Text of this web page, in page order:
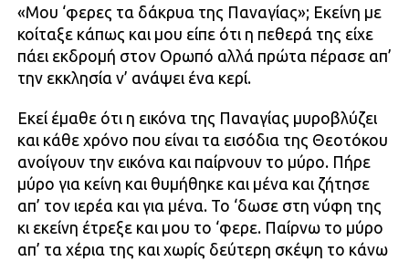
«Μου ‘φερες τα δάκρυα της Παναγίας»; Εκείνη με
κοίταξε κάπως και μου είπε ότι η πεθερά της είχε
πάει εκδρομή στον Ορωπό αλλά πρώτα πέρασε απ’
την εκκλησία ν’ ανάψει ένα κερί.
Εκεί έμαθε ότι η εικόνα της Παναγίας μυροβλύζει
και κάθε χρόνο που είναι τα εισόδια της Θεοτόκου
ανοίγουν την εικόνα και παίρνουν το μύρο. Πήρε
μύρο για κείνη και θυμήθηκε και μένα και ζήτησε
απ’ τον ιερέα και για μένα. Το ‘δωσε στη νύφη της
κι εκείνη έτρεξε και μου το ‘φερε. Παίρνω το μύρο
απ’ τα χέρια της και χωρίς δεύτερη σκέψη το κάνω